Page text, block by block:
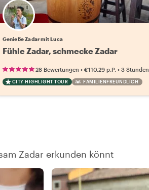
Genieße Zadar mit Luca
Fühle Zadar, schmecke Zadar
28 Bewertungen • €110.29 p.P. • 3 Stunden
CITY HIGHLIGHT TOUR FAMILIENFREUNDLICH
Zadar erkunden könnt